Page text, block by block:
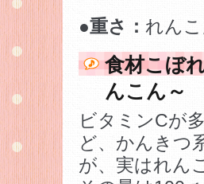
●重さ： れん
食材こぼ
んこん～
ビタミンCが
ど、かんきつ
が、実はれん